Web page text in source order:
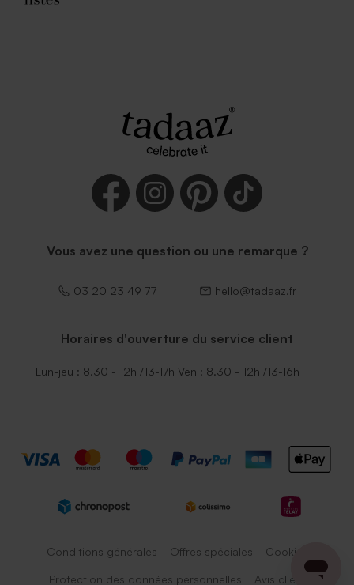
Vous avez une question ou une remarque ?
03 20 23 49 77 hello@tadaaz.fr
Horaires d'ouverture du service client
Lun-jeu : 8.30 - 12h /13-17h Ven : 8.30 - 12h /13-16h
Conditions générales Offres spéciales Cookies
Protection des données personnelles Avis client